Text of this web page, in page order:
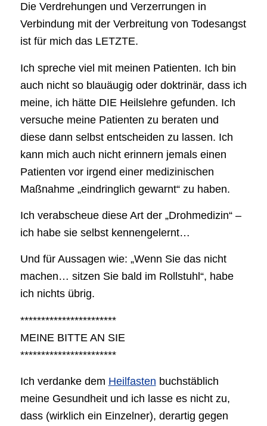
Die Verdrehungen und Verzerrungen in
Verbindung mit der Verbreitung von Todesangst
ist für mich das LETZTE.
Ich spreche viel mit meinen Patienten. Ich bin
auch nicht so blauäugig oder doktrinär, dass ich
meine, ich hätte DIE Heilslehre gefunden. Ich
versuche meine Patienten zu beraten und
diese dann selbst entscheiden zu lassen. Ich
kann mich auch nicht erinnern jemals einen
Patienten vor irgend einer medizinischen
Maßnahme „eindringlich gewarnt“ zu haben.
Ich verabscheue diese Art der „Drohmedizin“ –
ich habe sie selbst kennengelernt…
Und für Aussagen wie: „Wenn Sie das nicht
machen… sitzen Sie bald im Rollstuhl“, habe
ich nichts übrig.
***********************
MEINE BITTE AN SIE
***********************
Ich verdanke dem Heilfasten buchstäblich
meine Gesundheit und ich lasse es nicht zu,
dass (wirklich ein Einzelner), derartig gegen